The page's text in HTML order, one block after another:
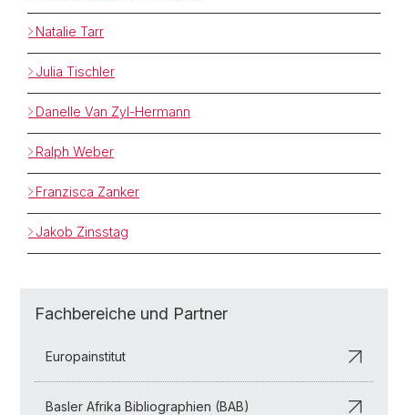
Natalie Tarr
Julia Tischler
Danelle Van Zyl-Hermann
Ralph Weber
Franzisca Zanker
Jakob Zinsstag
Fachbereiche und Partner
Europainstitut
Basler Afrika Bibliographien (BAB)